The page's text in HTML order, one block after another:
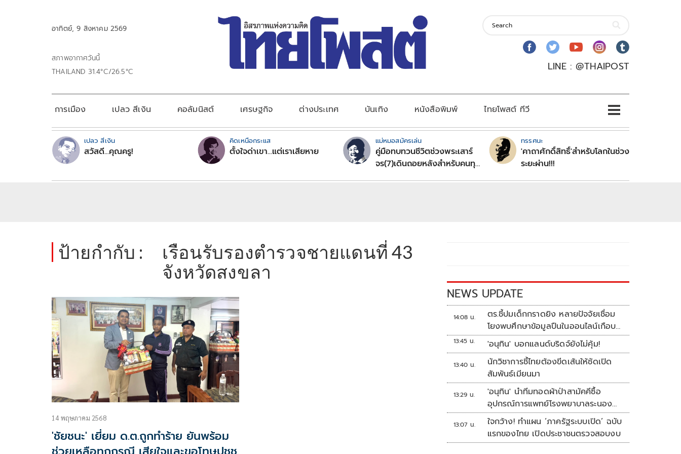
อาทิตย์, 9 สิงหาคม 2569
สภาพอากาศวันนี้
THAILAND 31.4°C/26.5°C
LINE : @THAIPOST
การเมือง เปลว สีเงิน คอลัมนิสต์ เศรษฐกิจ ต่างประเทศ บันเทิง หนังสือพิมพ์ ไทยโพสต์ ทีวี
เปลว สีเงิน
สวัสดี...คุณครู!
คิดเหนือกระแส
ตั้งใจด่าเขา...แต่เราเสียหาย
แม่หมอสมัครเล่น
คู่มือทบทวนชีวิตช่วงพระเสาร์
จร(7)เดินถอยหลังสำหรับคนทุก
ทรรศนะ
'คาถาศักดิ์สิทธิ์'สำหรับโลกในช่วง
ระยะผ่าน!!!
ป้ายกำกับ :
เรือนรับรองตำรวจชายแดนที่ 43
จังหวัดสงขลา
14 พฤษภาคม 2568
'ชัยชนะ' เยี่ยม ด.ต.ถูกทำร้าย ยันพร้อม
NEWS UPDATE
14:08 น.
ตร.ชี้ปมเด็กกราดยิง หลายปัจจัยเชื่อม
โยงพบศึกษาข้อมูลปืนในออนไลน์เกือบ
2 ปี
13:45 น. 'อนุทิน' บอกแลนด์บริดจ์ยังไม่คุ้ม!
13:40 น.
นักวิชาการชี้ไทยต้องขีดเส้นให้ชัดเปิด
สัมพันธ์เมียนมา
13:29 น.
'อนุทิน' นำทีมทอดผ้าป่าสามัคคีซื้อ
อุปกรณ์การแพทย์โรงพยาบาลระนอง
ยอดเงินทำบุญ 20 ล้านบาท
13:07 น.
ใจกว้าง! ทำแผน ‘ภาครัฐระบบเปิด’ ฉบับ
แรกของไทย เปิดประชาชนตรวจสอบงบ